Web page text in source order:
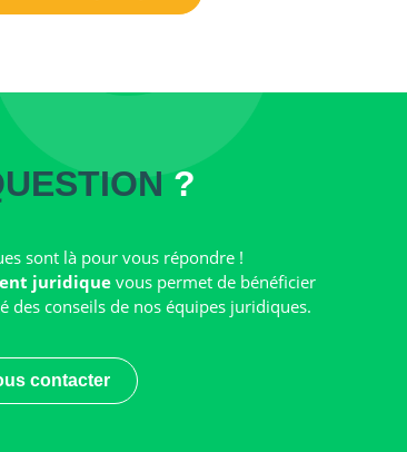
?
sont là pour vous répondre !
juridiquevous permet de bénéficier
conseils de nos équipes juridiques.
contacter